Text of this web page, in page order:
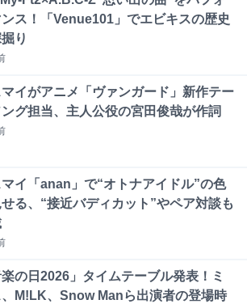
ス！「Venue101」でエビキスの歴史
り
イがアニメ「ヴァンガード」新作テー
グ担当、主人公役の宮田俊哉が作詞
イ「anan」で“オトナアイドル”の色
る、“接近バディカット”やペア対談も
楽の日2026」タイムテーブル発表！ミ
、M!LK、Snow Manら出演者の登場時